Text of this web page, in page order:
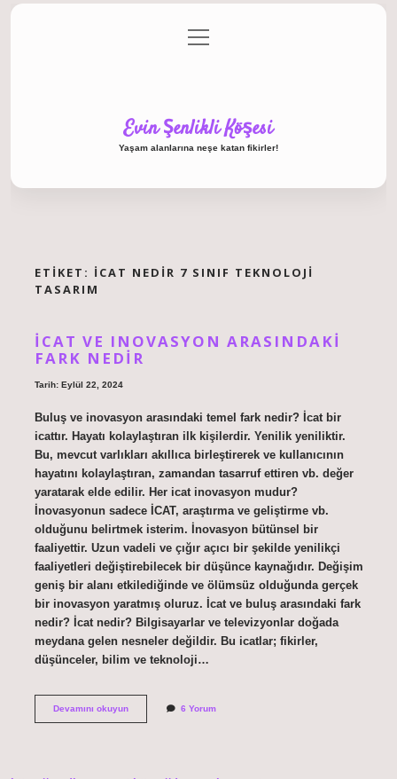
Gizlilik Politikası
menüyü
aç
Evin Şenlikli Köşesi
Yaşam alanlarına neşe katan fikirler!
ETIKET: İCAT NEDIR 7 SINIF TEKNOLOJI
TASARIM
İCAT VE INOVASYON ARASINDAKI
FARK NEDIR
Tarih: Eylül 22, 2024
Buluş ve inovasyon arasındaki temel fark nedir? İcat bir
icattır. Hayatı kolaylaştıran ilk kişilerdir. Yenilik yeniliktir.
Bu, mevcut varlıkları akıllıca birleştirerek ve kullanıcının
hayatını kolaylaştıran, zamandan tasarruf ettiren vb. değer
yaratarak elde edilir. Her icat inovasyon mudur?
İnovasyonun sadece İCAT, araştırma ve geliştirme vb.
olduğunu belirtmek isterim. İnovasyon bütünsel bir
faaliyettir. Uzun vadeli ve çığır açıcı bir şekilde yenilikçi
faaliyetleri değiştirebilecek bir düşünce kaynağıdır. Değişim
geniş bir alanı etkilediğinde ve ölümsüz olduğunda gerçek
bir inovasyon yaratmış oluruz. İcat ve buluş arasındaki fark
nedir? İcat nedir? Bilgisayarlar ve televizyonlar doğada
meydana gelen nesneler değildir. Bu icatlar; fikirler,
düşünceler, bilim ve teknoloji…
Devamını okuyunİCat
6 Yorum